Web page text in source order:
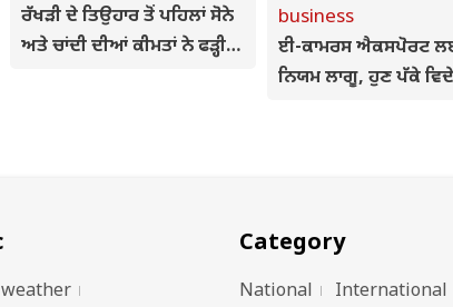
ਰੱਖੜੀ ਦੇ ਤਿਉਹਾਰ ਤੋਂ ਪਹਿਲਾਂ ਸੋਨੇ
ਅਤੇ ਚਾਂਦੀ ਦੀਆਂ ਕੀਮਤਾਂ ਨੇ ਫੜ੍ਹੀ
business
ਈ-ਕਾਮਰਸ ਐਕਸਪੋਰਟ
ਨਿਯਮ ਲਾਗੂ, ਹੁਣ ਪੱਕੇ
weather
Category
National International